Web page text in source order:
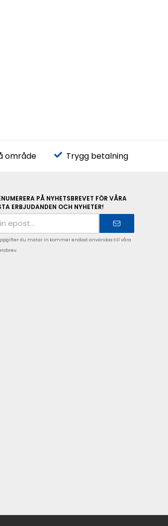
område Trygg betalning
PÅ NYHETSBREVET FÖR VÅRA
ERBJUDANDEN OCH NYHETER!
du matar in kommer endast användas till våra